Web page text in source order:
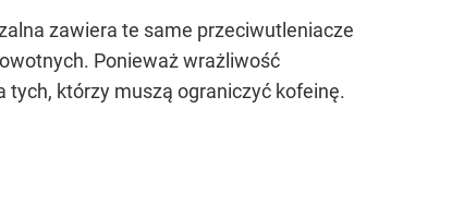
zawiera te same przeciwutleniacze
Ponieważ wrażliwość
tych, którzy muszą ograniczyć kofeinę.